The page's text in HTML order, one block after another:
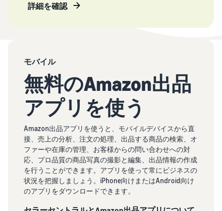
詳細を確認
モバイル
無料のAmazon出品
アプリを使う
Amazon出品アプリを使うと、モバイルデバイスから直
接、売上の分析、注文の処理、出品する商品の検索、オ
ファーや在庫の管理、お客様からの問い合わせへの対
応、プロ品質の商品写真の撮影と編集、出品情報の作成
を行うことができます。アプリを使って常にビジネスの
状況を把握しましょう。iPhone向けまたはAndroid向け
のアプリをダウンロードできます。